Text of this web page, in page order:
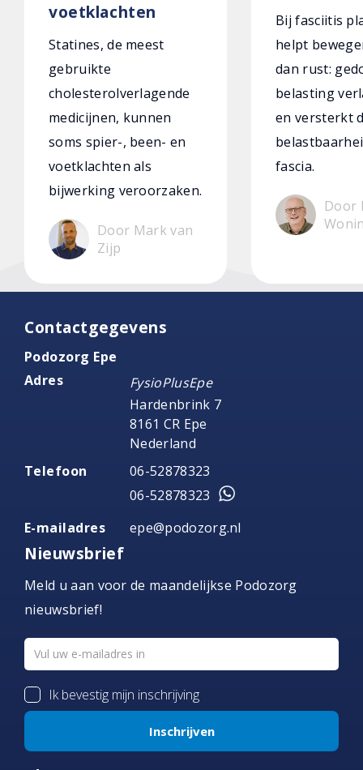
voetklachten
Statines, de meest
gebruikte
cholesterolverlagende
medicijnen, kunnen
soms spier-, been- en
voetklachten als
bijwerking veroorzaken.
Door Mark van
Zijp
Bij fasciitis
helpt
dan rust:
belasting
en versterkt
fascia.
Door
Contactgegevens
Podozorg Epe
Adres
FysioPlusEpe
Hardenbrink 7
8161 CR Epe
Nederland
Telefoon
06-52878323
06-52878323
E-mailadres
epe@podozorg.nl
Nieuwsbrief
Meld u aan voor de maandelijkse Podozorg
nieuwsbrief!